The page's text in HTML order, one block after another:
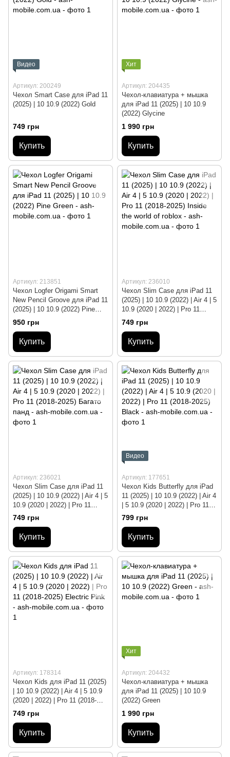
Видео
Артикул: 200249
Чехол Smart Case для iPad 11
(2025) | 10 10.9 (2022) Gold
749 грн
Купить
Хит
Артикул: 204435
Чехол-клавиатура + мышка
для iPad 11 (2025) | 10 10.9
(2022) Glycine
1 990 грн
Купить
Артикул: 213851
Чехол Logfer Origami Smart
New Pencil Groove для iPad 11
(2025) | 10 10.9 (2022) Pine
Green
950 грн
Купить
Артикул: 236010
Чехол Slim Case для iPad 11
(2025) | 10 10.9 (2022) | Air 4 | 5
10.9 (2020 | 2022) | Pro 11
(2018-2025) Inside the world of
749 грн
Купить
Артикул: 236021
Чехол Slim Case для iPad 11
(2025) | 10 10.9 (2022) | Air 4 | 5
10.9 (2020 | 2022) | Pro 11
(2018-2025) Багато панд
749 грн
Купить
Видео
Артикул: 177651
Чехол Kids Butterfly для iPad
11 (2025) | 10 10.9 (2022) | Air 4
| 5 10.9 (2020 | 2022) | Pro 11
(2018-2025) Black
799 грн
Купить
Артикул: 178314
Чехол Kids для iPad 11 (2025)
| 10 10.9 (2022) | Air 4 | 5 10.9
(2020 | 2022) | Pro 11 (2018-
2025) Electric Pink
749 грн
Купить
Хит
Артикул: 204432
Чехол-клавиатура + мышка
для iPad 11 (2025) | 10 10.9
(2022) Green
1 990 грн
Купить